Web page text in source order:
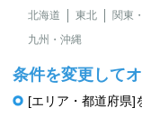
北海道 東北 関東
九州・沖縄
条件を変更して
[エリア・都道府県]